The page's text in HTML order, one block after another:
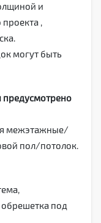
и
проекта ,
могут быть
предусмотрено
межэтажные/
пол/потолок.
под